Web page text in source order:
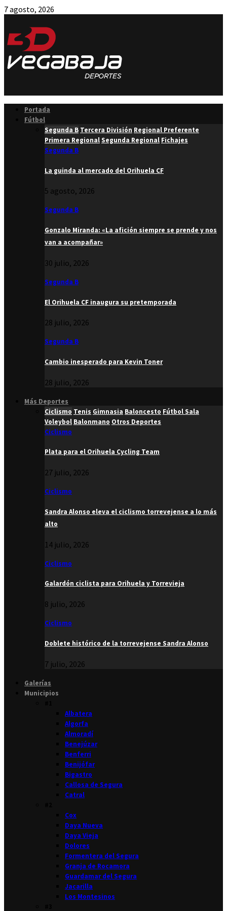
7 agosto, 2026
Portada
Fútbol
Segunda B Tercera División Regional Preferente
Primera RegionalSegunda Regional Fichajes
Segunda B
La guinda al mercado del Orihuela CF
5 agosto, 2026
Segunda B
Gonzalo Miranda: «La afición siempre se prende y nos
van a acompañar»
30 julio, 2026
Segunda B
El Orihuela CF inaugura su pretemporada
28 julio, 2026
Segunda B
Cambio inesperado para Kevin Toner
28 julio, 2026
Más Deportes
Ciclismo Tenis Gimnasia Baloncesto Fútbol Sala
Voleybol Balonmano Otros Deportes
Ciclismo
Plata para el Orihuela Cycling Team
27 julio, 2026
Ciclismo
Sandra Alonso eleva el ciclismo torrevejense a lo más
alto
14 julio, 2026
Ciclismo
Galardón ciclista para Orihuela y Torrevieja
8 julio, 2026
Ciclismo
Doblete histórico de la torrevejense Sandra Alonso
7 julio, 2026
Galerías
Municipios
Albatera
Algorfa
Almoradí
Benejúzar
Benferri
Benijófar
Bigastro
Callosa de Segura
Catral
Cox
Daya Nueva
Daya Vieja
Dolores
Formentera del Segura
Granja de Rocamora
Guardamar del Segura
Jacarilla
Los Montesinos